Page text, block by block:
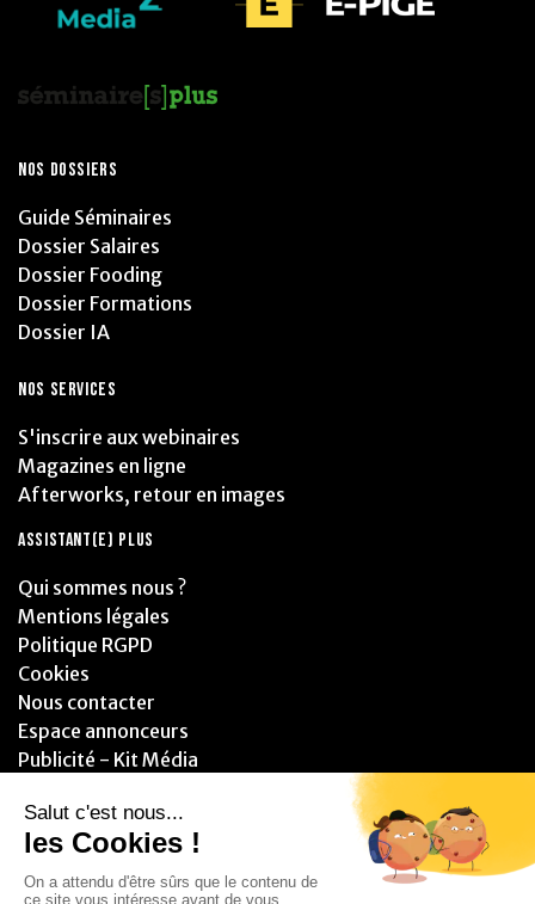
NOS DOSSIERS
Guide Séminaires
Dossier Salaires
Dossier Fooding
Dossier Formations
Dossier IA
NOS SERVICES
S'inscrire aux webinaires
Magazines en ligne
Afterworks, retour en images
ASSISTANT(E) PLUS
Qui sommes nous ?
Mentions légales
Politique RGPD
Cookies
Nous contacter
Espace annonceurs
Publicité - Kit Média
PARTENAIRES